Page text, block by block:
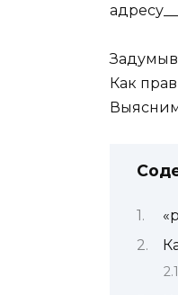
Как